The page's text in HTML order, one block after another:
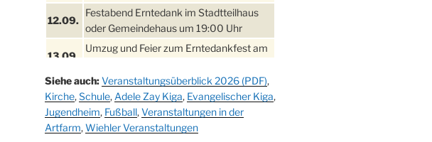
12.09.
Festabend Erntedank im Stadtteilhaus
oder Gemeindehaus um 19:00 Uhr
13.09.
Umzug und Feier zum Erntedankfest am
19.09.
Schlagerabend im Stadtteilhaus
Drabenderhöhe
25. u.
26.09.
Oktoberfest im Cafe XXS
Siehe auch: Veranstaltungsüberblick 2026 (PDF),
Kirche,Schule, Adele Zay Kiga, Evangelischer Kiga,
Jugendheim, Fußball,Veranstaltungen in der
Artfarm,Wiehler Veranstaltungen